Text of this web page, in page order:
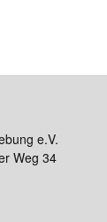
e.V.
Weg 34